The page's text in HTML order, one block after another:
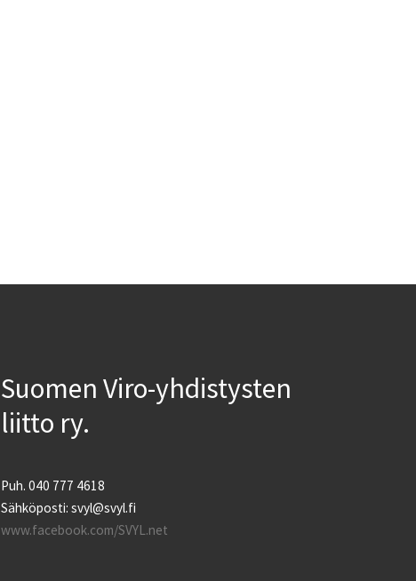
Suomen Viro-yhdistysten
liitto ry.
Puh. 040 777 4618
Sähköposti: svyl@svyl.fi
www.facebook.com/SVYL.net